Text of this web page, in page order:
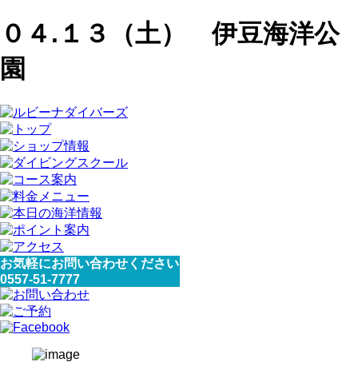
０４.１３（土） 伊豆海洋公
園
お気軽にお問い合わせください
0557-51-7777